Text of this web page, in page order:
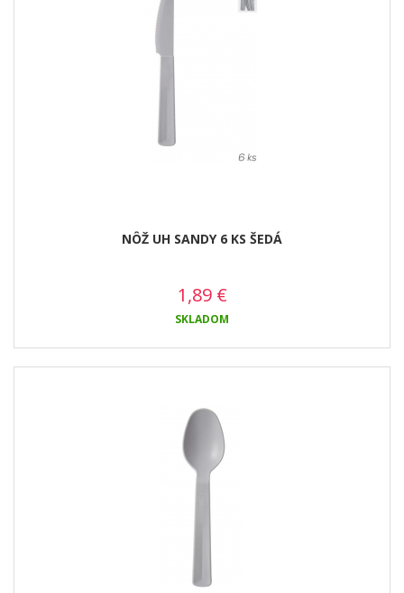
NÔŽ UH SANDY 6 KS ŠEDÁ
1,89 €
SKLADOM